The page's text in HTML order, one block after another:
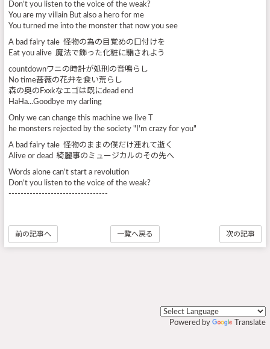
Don’t you listen to the voice of the weak?
You are my villain But also a hero for me
You turned me into the monster that now you see
A bad fairy tale 怪物の為の目覚めの口付けを
Eat you alive 魔法で飾った化粧に騙されよう
countdownワニの時計が処刑の音鳴らし
No time薔薇の花弁を食い荒らし
森の奥のFxxkなエゴは既にdead end
HaHa...Goodbye my darling
Only we can change this machine we live T
he monsters rejected by the society "I'm crazy for you"
A bad fairy tale 怪物のままの僕だけ連れて逝く
Alive or dead 綺麗事のミュージカルのその先へ
Words alone can’t start a revolution
Don’t you listen to the voice of the weak?
---------------------------------
次の記事
一覧へ戻る
前の記事へ
Powered by Translate